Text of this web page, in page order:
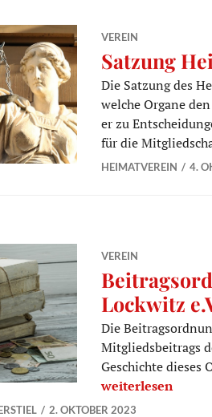
VEREIN
Satzung
Die Satzung des
welche Organe
er zu
für die
HEIMATVEREIN 4.
VEREIN
Lockwitz
Die
Mitgliedsbeitrags
Geschichte dieses
Beitragsordnung
weiterlesen
2. OKTOBER 2023